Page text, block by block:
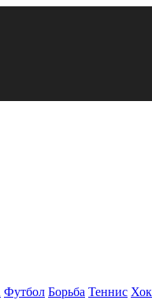
Футбол Борьба Теннис